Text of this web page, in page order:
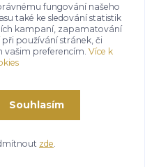
rychle.cz
fungování našeho
také ke sledování statistik
kampaní, zapamatování
používání stránek, či
vašim preferencím. Více k
Souhlasím
zde